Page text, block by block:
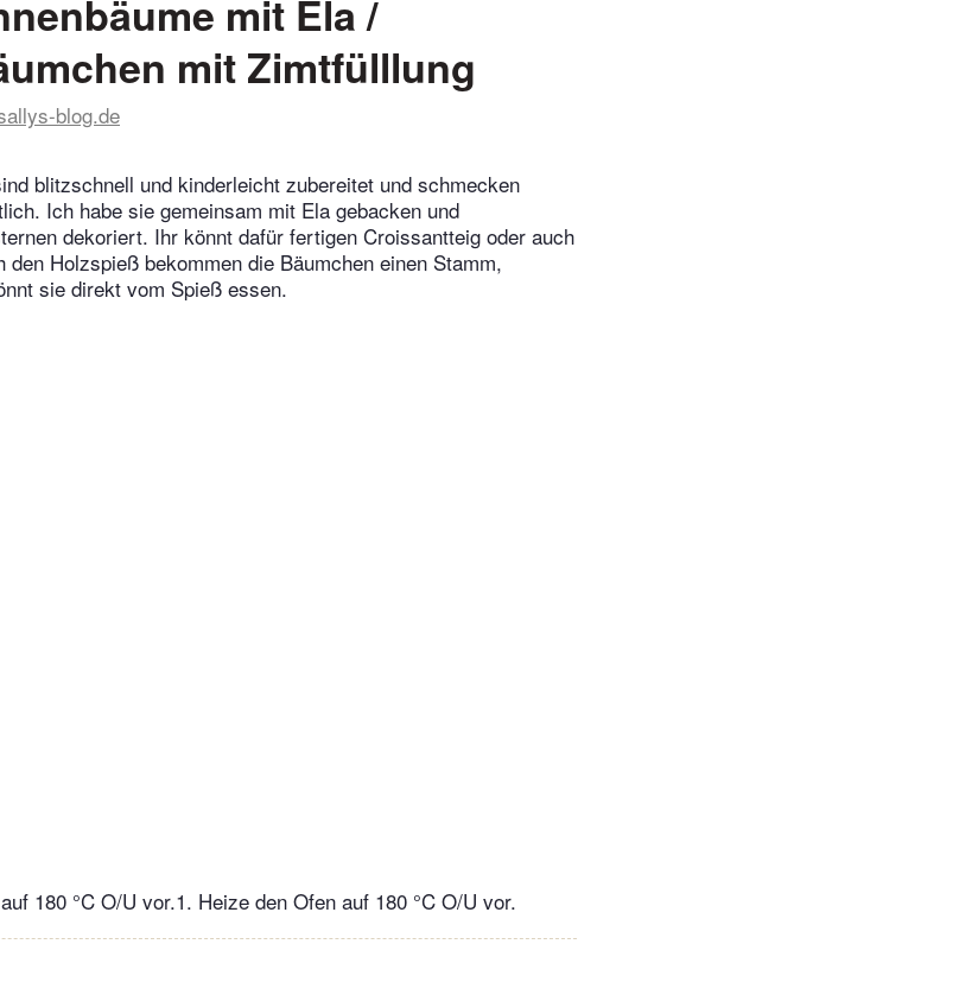
mit Ela /
mit Zimtfülllung
blog.de
blitzschnell und kinderleicht zubereitet und schmecken
Ich habe sie gemeinsam mit Ela gebacken und
dekoriert. Ihr könnt dafür fertigen Croissantteig oder auch
Holzspieß bekommen die Bäumchen einen Stamm,
sie direkt vom Spieß essen.
180 °C O/U vor.1. Heize den Ofen auf 180 °C O/U vor.